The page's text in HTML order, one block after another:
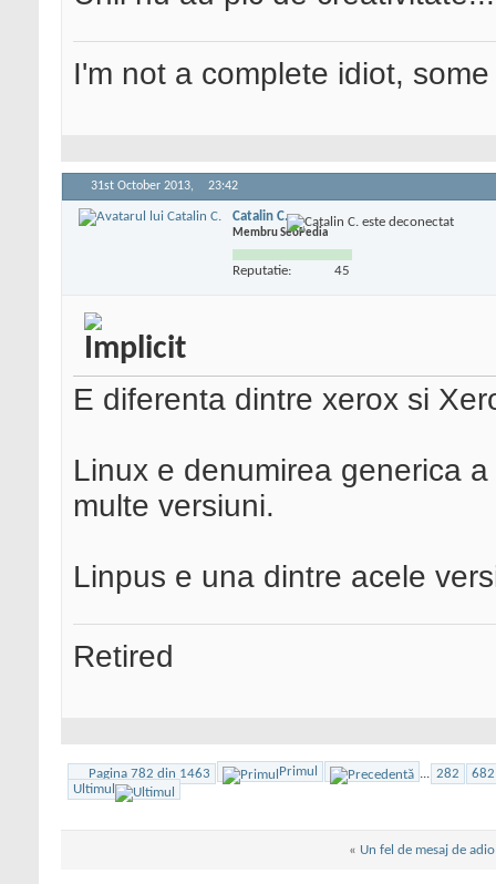
I'm not a complete idiot,
31st October 2013, 23:42
Catalin C.
Membru SeoPedia
Reputatie: 45
E diferenta dintre xerox si
Linux e denumirea generica
multe versiuni.
Linpus e una dintre acele
Retired
Pagina 782 din 1463 Primul ... 282
682
Ultimul
« Un fel de mesaj de adio